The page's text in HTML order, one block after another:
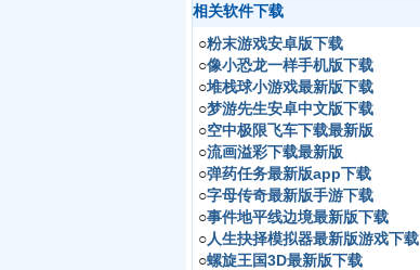
相关软件下载
○粉末游戏安卓版下载
○像小恐龙一样手机版下载
○堆栈球小游戏最新版下载
○梦游先生安卓中文版下载
○空中极限飞车下载最新版
○流画溢彩下载最新版
○弹药任务最新版app下载
○字母传奇最新版手游下载
○事件地平线边境最新版下载
○人生抉择模拟器最新版游戏下载
○螺旋王国3D最新版下载